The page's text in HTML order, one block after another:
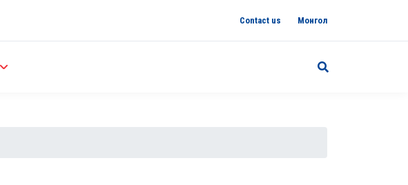
Contact us Монгол